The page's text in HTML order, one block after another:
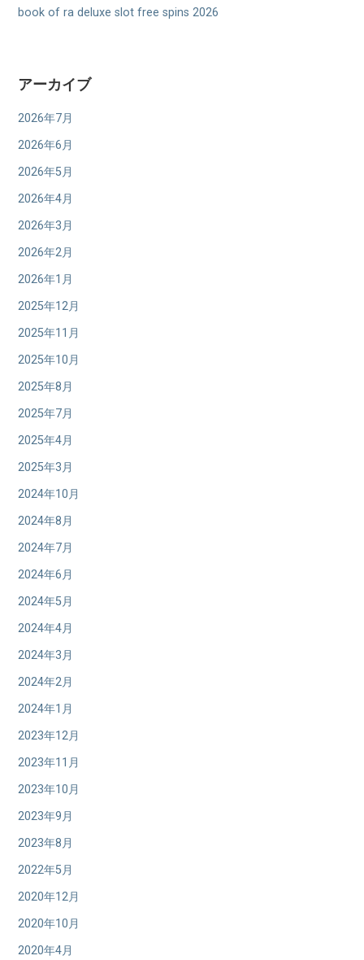
book of ra deluxe slot free spins 2026
アーカイブ
2026年7月
2026年6月
2026年5月
2026年4月
2026年3月
2026年2月
2026年1月
2025年12月
2025年11月
2025年10月
2025年8月
2025年7月
2025年4月
2025年3月
2024年10月
2024年8月
2024年7月
2024年6月
2024年5月
2024年4月
2024年3月
2024年2月
2024年1月
2023年12月
2023年11月
2023年10月
2023年9月
2023年8月
2022年5月
2020年12月
2020年10月
2020年4月